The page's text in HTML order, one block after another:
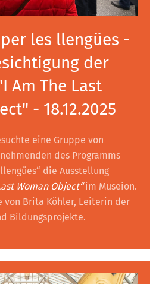
les llengües -
der
Am The Last
- 18.12.2025
eine Gruppe von
des Programms
die Ausstellung
Woman Object“im Museion.
von Brita Köhler, Leiterin der
Bildungsprojekte.